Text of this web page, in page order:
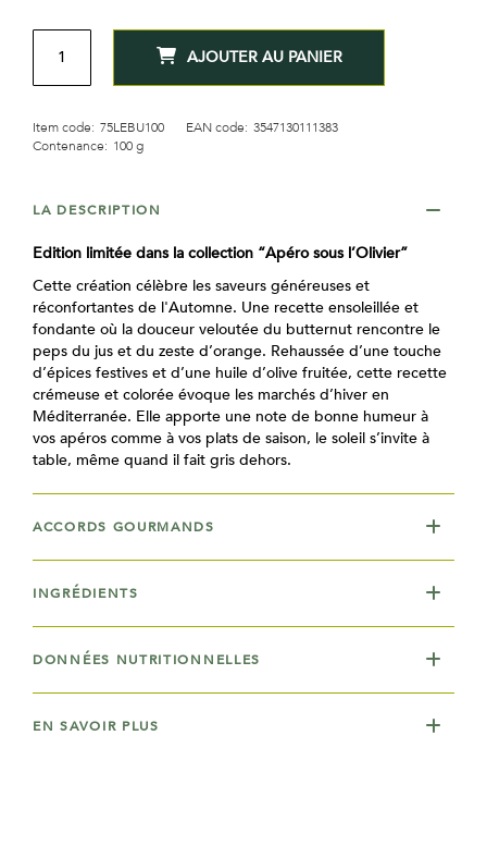
QTÉ
AJOUTER AU PANIER
Item code: 75LEBU100 EAN code: 3547130111383
Contenance: 100 g
LA DESCRIPTION
Edition limitée dans la collection “Apéro sous l’Olivier”
Cette création célèbre les saveurs généreuses et
réconfortantes de l'Automne. Une recette ensoleillée et
fondante où la douceur veloutée du butternut rencontre le
peps du jus et du zeste d’orange. Rehaussée d’une touche
d’épices festives et d’une huile d’olive fruitée, cette recette
crémeuse et colorée évoque les marchés d’hiver en
Méditerranée. Elle apporte une note de bonne humeur à
vos apéros comme à vos plats de saison, le soleil s’invite à
table, même quand il fait gris dehors.
ACCORDS GOURMANDS
INGRÉDIENTS
DONNÉES NUTRITIONNELLES
EN SAVOIR PLUS